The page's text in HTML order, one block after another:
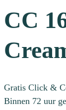
CC
Gratis Click &
Binnen 72 uur